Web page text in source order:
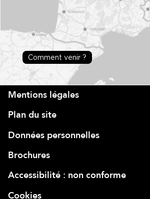
Comment venir ?
Mentions légales
Plan du site
Données personnelles
Brochures
Accessibilité : non conforme
Cookies